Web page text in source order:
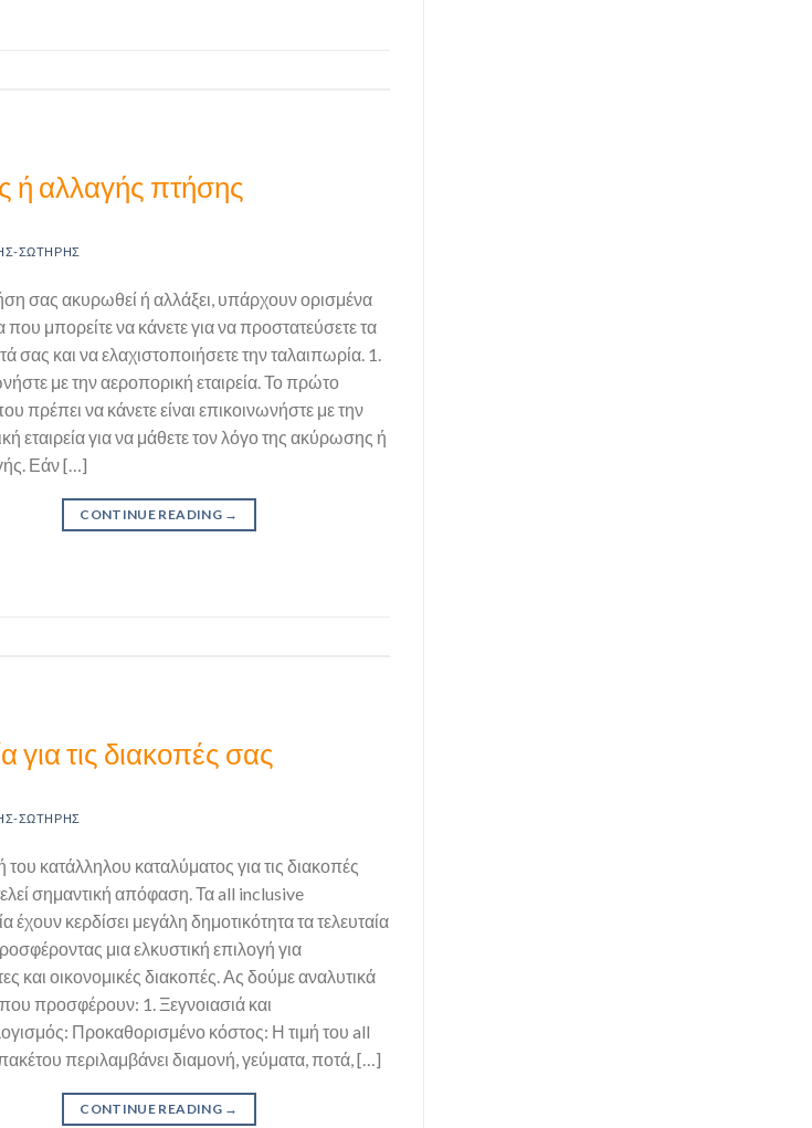
ή αλλαγής πτήσης
ΣΩΤΉΡΗΣ
σας ακυρωθεί ή αλλάξει, υπάρχουν ορισμένα
μπορείτε να κάνετε για να προστατεύσετε τα
σας και να ελαχιστοποιήσετε την ταλαιπωρία. 1.
με την αεροπορική εταιρεία. Το πρώτο
πρέπει να κάνετε είναι επικοινωνήστε με την
εταιρεία για να μάθετε τον λόγο της ακύρωσης ή
Εάν […]
CONTINUE READING →
για τις διακοπές σας
ΣΩΤΉΡΗΣ
του κατάλληλου καταλύματος για τις διακοπές
σημαντική απόφαση. Τα all inclusive
έχουν κερδίσει μεγάλη δημοτικότητα τα τελευταία
μια ελκυστική επιλογή για
και οικονομικές διακοπές. Ας δούμε αναλυτικά
προσφέρουν: 1. Ξεγνοιασιά και
Προκαθορισμένο κόστος: Η τιμή του all
περιλαμβάνει διαμονή, γεύματα, ποτά, […]
CONTINUE READING →